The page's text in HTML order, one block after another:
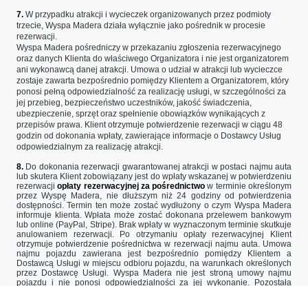
7. W przypadku atrakcji i wycieczek organizowanych przez podmioty
trzecie, Wyspa Madera działa wyłącznie jako pośrednik w procesie
rezerwacji.
Wyspa Madera pośredniczy w przekazaniu zgłoszenia rezerwacyjnego
oraz danych Klienta do właściwego Organizatora i nie jest organizatorem
ani wykonawcą danej atrakcji. Umowa o udział w atrakcji lub wycieczce
zostaje zawarta bezpośrednio pomiędzy Klientem a Organizatorem, który
ponosi pełną odpowiedzialność za realizację usługi, w szczególności za
jej przebieg, bezpieczeństwo uczestników, jakość świadczenia,
ubezpieczenie, sprzęt oraz spełnienie obowiązków wynikających z
przepisów prawa. Klient otrzymuje potwierdzenie rezerwacji w ciągu 48
godzin od dokonania wpłaty, zawierające informacje o Dostawcy Usług
odpowiedzialnym za realizację atrakcji.
8. Do dokonania rezerwacji gwarantowanej atrakcji w postaci najmu auta
lub skutera Klient zobowiązany jest do wpłaty wskazanej w potwierdzeniu
rezerwacjiopłaty rezerwacyjnej za pośrednictwo w terminie określonym
przez Wyspę Madera, nie dłuższym niż 24 godziny od potwierdzenia
dostępności. Termin ten może zostać wydłużony o czym Wyspa Madera
informuje klienta. Wpłata może zostać dokonana przelewem bankowym
lub online (PayPal, Stripe). Brak wpłaty w wyznaczonym terminie skutkuje
anulowaniem rezerwacji. Po otrzymaniu opłaty rezerwacyjnej Klient
otrzymuje potwierdzenie pośrednictwa w rezerwacji najmu auta. Umowa
najmu pojazdu zawierana jest bezpośrednio pomiędzy Klientem a
Dostawcą Usługi w miejscu odbioru pojazdu, na warunkach określonych
przez Dostawcę Usługi. Wyspa Madera nie jest stroną umowy najmu
pojazdu i nie ponosi odpowiedzialności za jej wykonanie. Pozostała